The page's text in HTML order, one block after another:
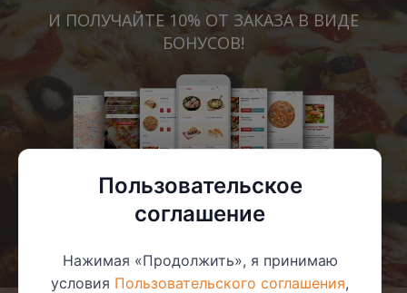
И ПОЛУЧАЙТЕ 10% ОТ ЗАКАЗА В ВИДЕ
БОНУСОВ!
Пользовательское
соглашение
Нажимая «Продолжить», я принимаю
условия Пользовательского соглашения,